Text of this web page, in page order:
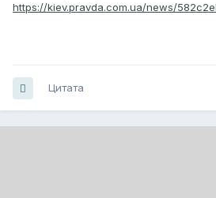
https://kiev.pravda.com.ua/news/
Цитата